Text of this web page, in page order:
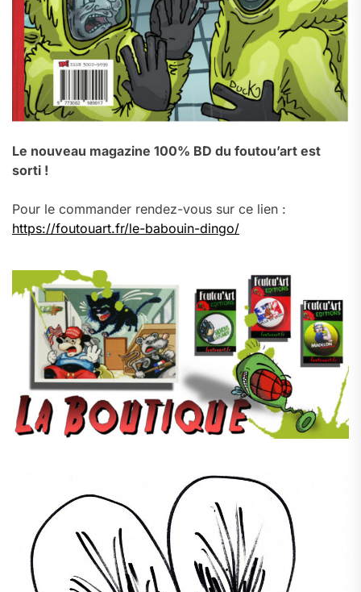
Le nouveau magazine 100% BD du foutou’art est
sorti !
Pour le commander rendez-vous sur ce lien :
https://foutouart.fr/le-babouin-dingo/